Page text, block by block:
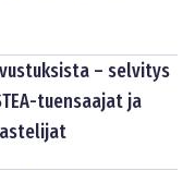
– selvitys
tuensaajat ja